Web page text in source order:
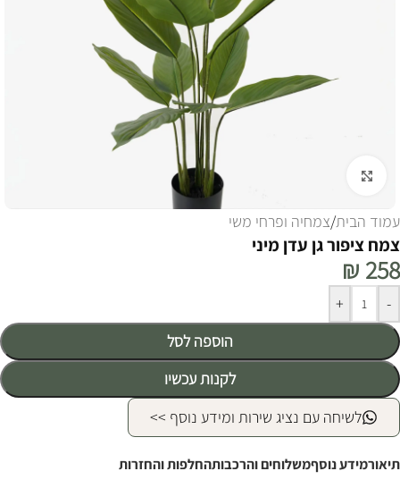
עמוד הבית/צמחיה ופרחי משי
צמח ציפור גן עדן מיני
₪ 258
-
+
הוספה לסל
לקנות עכשיו
Alternative:
לשיחה עם נציג שירות ומידע נוסף >>
תיאורמידע נוסףמשלוחים והרכבותהחלפות והחזרות